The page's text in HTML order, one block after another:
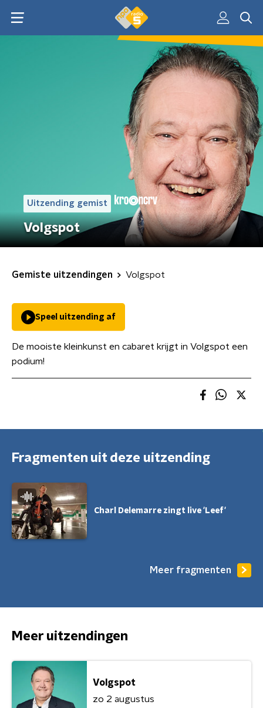
Uitzending gemist
Volgspot
Gemiste uitzendingen Volgspot
Speel uitzending af
De mooiste kleinkunst en cabaret krijgt in Volgspot een
podium!
Fragmenten uit deze uitzending
Charl Delemarre zingt live 'Leef'
Meer fragmenten
Meer uitzendingen
Volgspot
zo 2 augustus